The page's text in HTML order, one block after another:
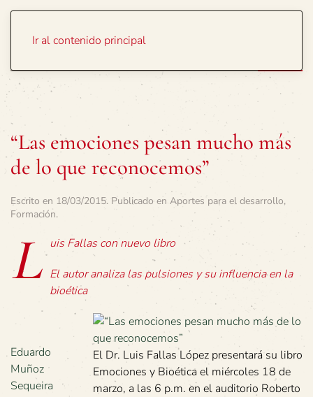
Ir al contenido principal
“Las emociones pesan mucho más
de lo que reconocemos”
Escrito en 18/03/2015. Publicado en Aportes para el desarrollo,
Formación.
L uis Fallas con nuevo libro
El autor analiza las pulsiones y su influencia en la
bioética
El Dr. Luis Fallas López presentará su libro
Emociones y Bioética el miércoles 18 de
marzo, a las 6 p.m. en el auditorio Roberto
Eduardo
Muñoz
Sequeira